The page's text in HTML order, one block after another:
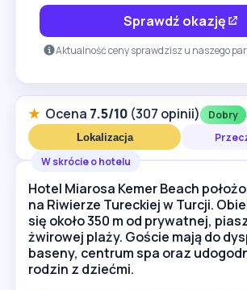
Sprawdź okazję
Aktualność ceny sprawdzisz u naszego
★ Ocena 7.5/10 (307 opinii) Dobry
Lokalizacja
W skrócie o hotelu
Hotel Miarosa Kemer Beach
na Riwierze Tureckiej w Turcji.
się około 350 m od prywatnej,
żwirowej plaży. Goście mają do
baseny, centrum spa oraz
rodzin z dziećmi.